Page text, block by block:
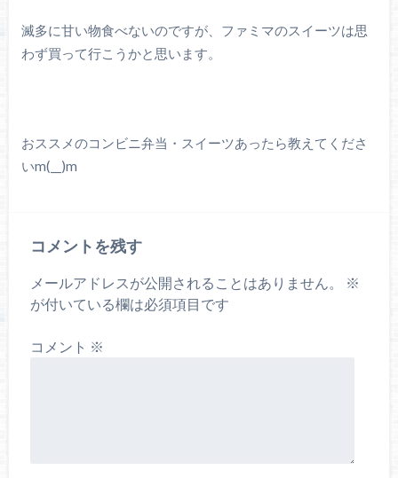
滅多に甘い物食べないのですが、ファミマのスイーツは思
わず買って行こうかと思います。
おススメのコンビニ弁当・スイーツあったら教えてくださ
いm(__)m
コメントを残す
メールアドレスが公開されることはありません。
※
が付いている欄は必須項目です
コメント ※